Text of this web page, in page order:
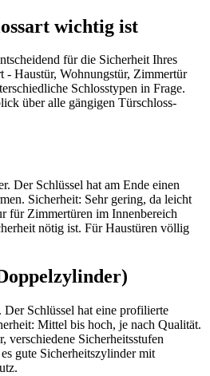
wichtig ist
für die Sicherheit Ihres
- Haustür, Wohnungstür, Zimmertür
Schlosstypen in Frage.
über alle gängigen Türschloss-
Der Schlüssel hat am Ende einen
Sicherheit: Sehr gering, da leicht
für Zimmertüren im Innenbereich
nötig ist. Für Haustüren völlig
Schlüssel hat eine profilierte
Mittel bis hoch, je nach Qualität.
verschiedene Sicherheitsstufen
gute Sicherheitszylinder mit